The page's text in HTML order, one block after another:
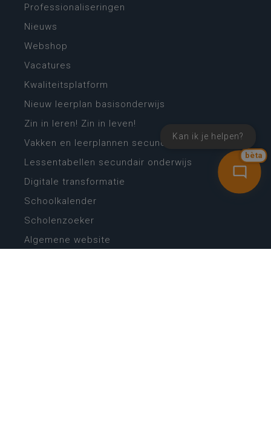
bèta
Kan ik je helpen?
Professionaliseringen
Nieuws
Webshop
Vacatures
Kwaliteitsplatform
Nieuw leerplan basisonderwijs
Zin in leren! Zin in leven!
Vakken en leerplannen secundair onderwijs
Lessentabellen secundair onderwijs
Digitale transformatie
Schoolkalender
Scholenzoeker
Algemene website